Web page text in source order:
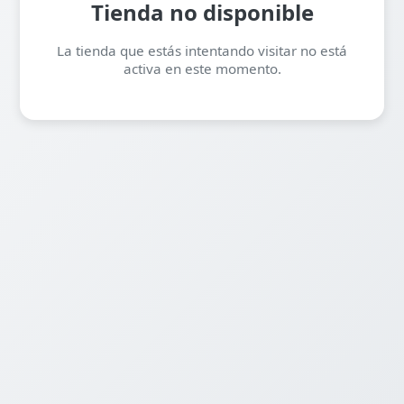
Tienda no disponible
La tienda que estás intentando visitar no está
activa en este momento.